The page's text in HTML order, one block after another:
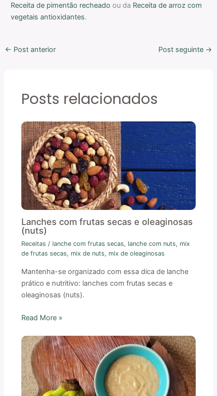
Receita de pimentão recheado ou da Receita de arroz com
vegetais antioxidantes.
← Post anterior Post seguinte →
Posts relacionados
Lanches com frutas secas e oleaginosas
(nuts)
Receitas / lanche com frutas secas, lanche com nuts, mix
de frutas secas, mix de nuts, mix de oleaginosas
Mantenha-se organizado com essa dica de lanche
prático e nutritivo: lanches com frutas secas e
oleaginosas (nuts).
Read More »